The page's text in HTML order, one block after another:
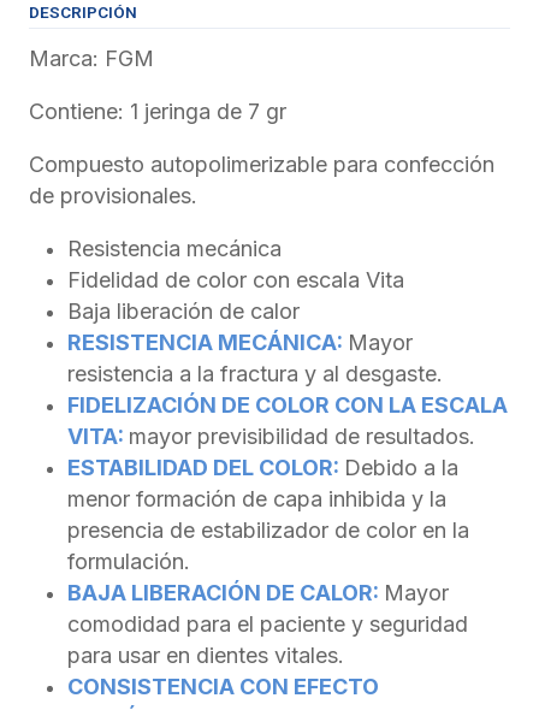
DESCRIPCIÓN
Marca: FGM
Contiene: 1 jeringa de 7 gr
Compuesto autopolimerizable para confección
de provisionales.
Resistencia mecánica
Fidelidad de color con escala Vita
Baja liberación de calor
RESISTENCIA MECÁNICA: Mayor
resistencia a la fractura y al desgaste.
FIDELIZACIÓN DE COLOR CON LA ESCALA
VITA: mayor previsibilidad de resultados.
ESTABILIDAD DEL COLOR: Debido a la
menor formación de capa inhibida y la
presencia de estabilizador de color en la
formulación.
BAJA LIBERACIÓN DE CALOR: Mayor
comodidad para el paciente y seguridad
para usar en dientes vitales.
CONSISTENCIA CON EFECTO